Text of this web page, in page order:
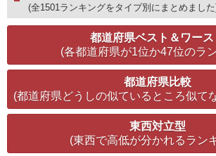
(全1501ランキングをタイプ別にまとめまし
都道府県ベスト＆ワース
(各都道府県が1位か47位のラ
都道府県比較
(都道府県どうしの似ているところ似て
東西対立型
(東西で高低が分かれるラン